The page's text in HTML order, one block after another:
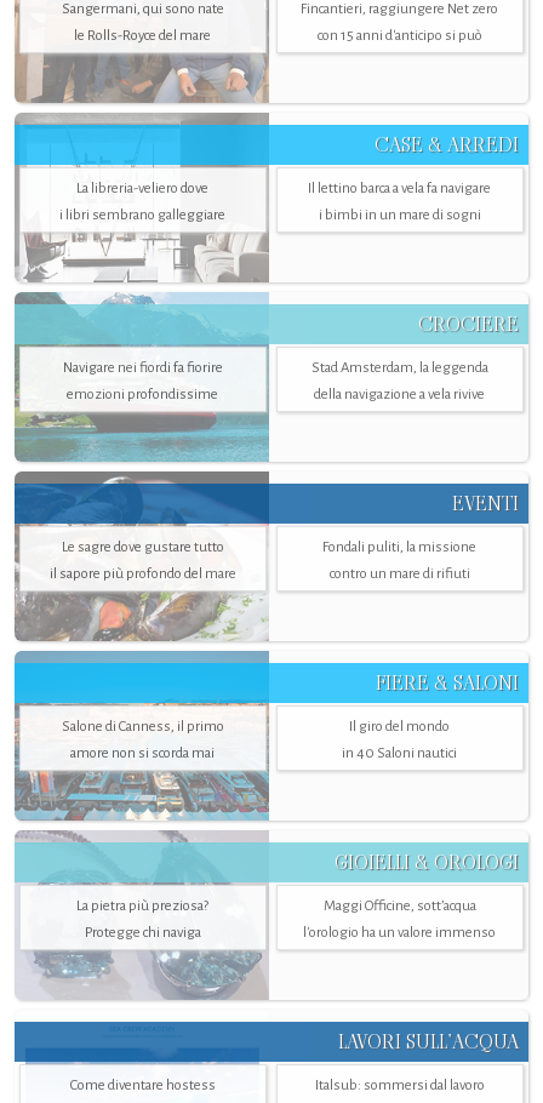
Sangermani, qui sono nate
le Rolls-Royce del mare
Fincantieri, raggiungere Net zero
con 15 anni d'anticipo si può
CASE & ARREDI
La libreria-veliero dove
i libri sembrano galleggiare
Il lettino barca a vela fa navigare
i bimbi in un mare di sogni
CROCIERE
Navigare nei fiordi fa fiorire
emozioni profondissime
Stad Amsterdam, la leggenda
della navigazione a vela rivive
EVENTI
Le sagre dove gustare tutto
il sapore più profondo del mare
Fondali puliti, la missione
contro un mare di rifiuti
FIERE & SALONI
Salone di Canness, il primo
amore non si scorda mai
Il giro del mondo
in 40 Saloni nautici
GIOIELLI & OROLOGI
La pietra più preziosa?
Protegge chi naviga
Maggi Officine, sott’acqua
l'orologio ha un valore immenso
LAVORI SULL’ACQUA
Come diventare hostess
Italsub: sommersi dal lavoro